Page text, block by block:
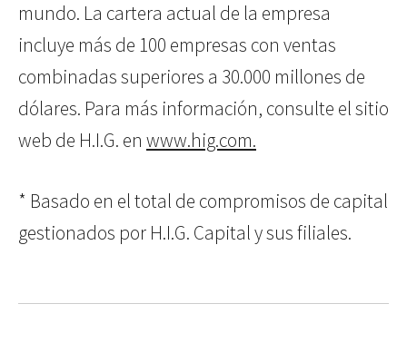
mundo. La cartera actual de la empresa
incluye más de 100 empresas con ventas
combinadas superiores a 30.000 millones de
dólares. Para más información, consulte el sitio
web de H.I.G. en www.hig.com.
* Basado en el total de compromisos de capital
gestionados por H.I.G. Capital y sus filiales.